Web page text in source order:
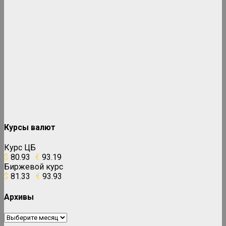
Курсы валют
Курс ЦБ
$ 80.93 € 93.19
Биржевой курс
$ 81.33 € 93.93
Архивы
Архивы